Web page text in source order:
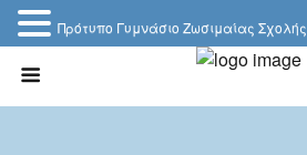
Πρότυπο Γυμνάσιο Ζωσιμαίας Σχολής